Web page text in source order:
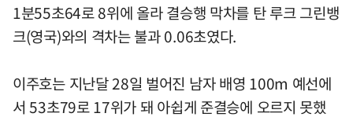
1분55초64로 8위에 올라 결승행 막차를 탄 루크 그린뱅
크(영국)와의 격차는 불과 0.06초였다.
이주호는 지난달 28일 벌어진 남자 배영 100m 예선에
서 53초79로 17위가 돼 아쉽게 준결승에 오르지 못했